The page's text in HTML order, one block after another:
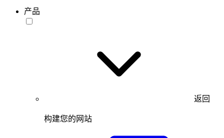
产品
返回
构建您的网站